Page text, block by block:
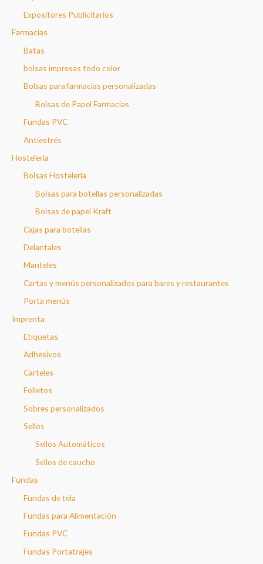
Expositores Publicitarios
Farmacias
Batas
bolsas impresas todo color
Bolsas para farmacias personalizadas
Bolsas de Papel Farmacias
Fundas PVC
Antiestrés
Hostelería
Bolsas Hostelería
Bolsas para botellas personalizadas
Bolsas de papel Kraft
Cajas para botellas
Delantales
Manteles
Cartas y menús personalizados para bares y restaurantes
Porta menús
Imprenta
Etiquetas
Adhesivos
Carteles
Folletos
Sobres personalizados
Sellos
Sellos Automáticos
Sellos de caucho
Fundas
Fundas de tela
Fundas para Alimentación
Fundas PVC
Fundas Portatrajes